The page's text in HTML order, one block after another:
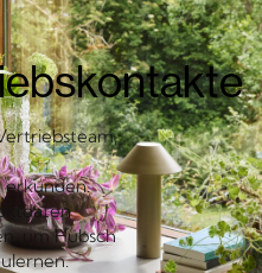
erkunden.
um Hübsch